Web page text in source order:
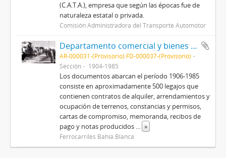
(C.A.T.A.), empresa que según las épocas fue de
naturaleza estatal o privada.
Comisión Administradora del Transporte Automotor
Departamento comercial y bienes raíces FCS-EFEA-Línea FC Gral. Roca
AR-000031-(Provisorio) FD-000037-(Provisorio)
Sección
1904-1985
Los documentos abarcan el período 1906-1985
consiste en aproximadamente 500 legajos que
contienen contratos de alquiler, arrendamientos y
ocupación de terrenos, constancias y permisos,
cartas de compromiso, memoranda, recibos de
pago y notas producidos ... »
Ferrocarriles Bahía Blanca